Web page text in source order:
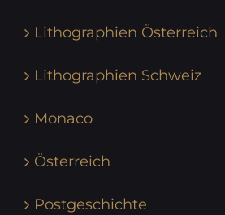
Lithographien Österreich
Lithographien Schweiz
Monaco
Österreich
Postgeschichte